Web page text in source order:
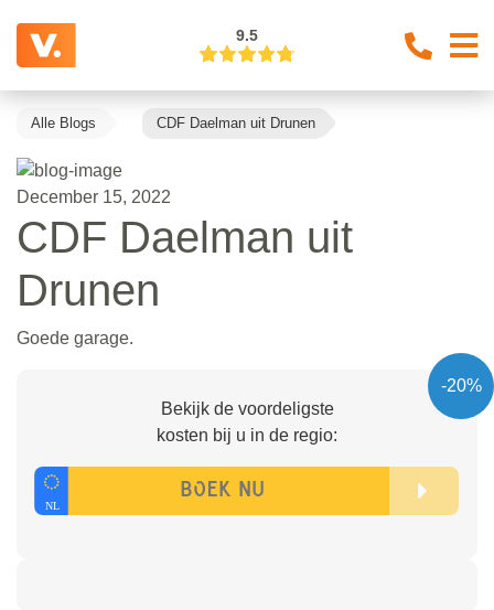
9.5
Alle Blogs CDF Daelman uit Drunen
December 15, 2022
CDF Daelman uit
Drunen
Goede garage.
-20%
Bekijk de voordeligste
kosten bij u in de regio: